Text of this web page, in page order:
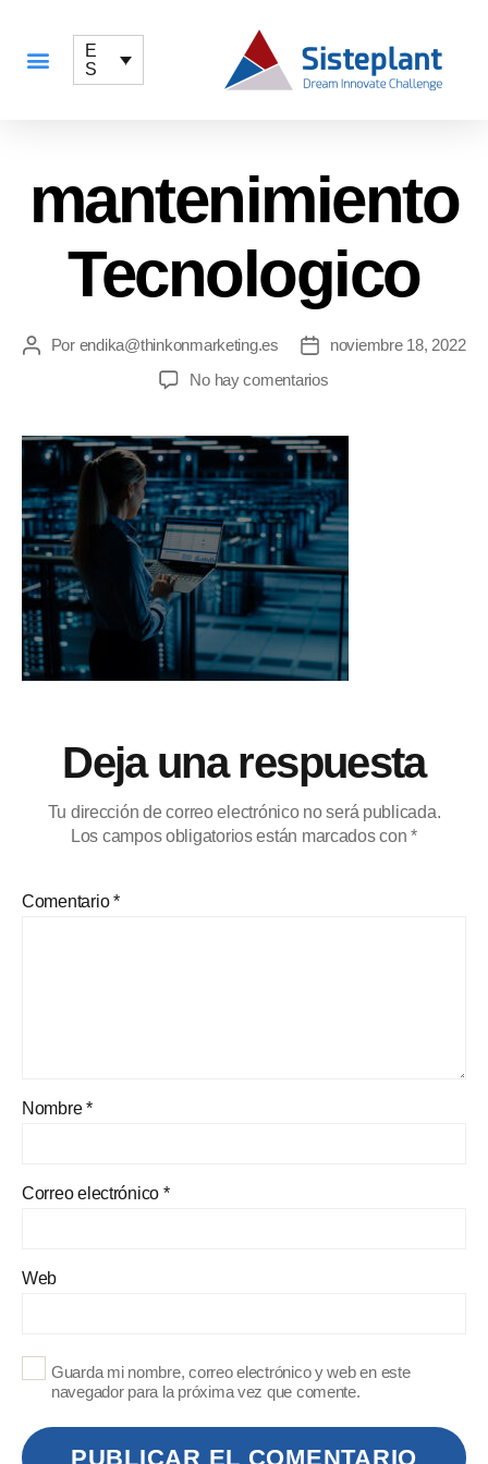
E
S
mantenimiento
Tecnologico
Por endika@thinkonmarketing.es
noviembre 18, 2022
No hay comentarios
Deja una respuesta
Tu dirección de correo electrónico no será publicada.
Los campos obligatorios están marcados con*
Comentario*
Nombre*
Correo electrónico *
Web
Guarda mi nombre, correo electrónico y web en este
navegador para la próxima vez que comente.